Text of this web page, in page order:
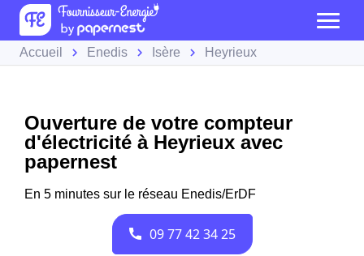
Accueil Enedis Isère Heyrieux